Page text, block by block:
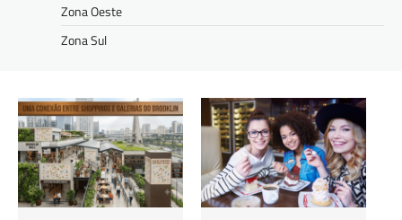
Zona Oeste
Zona Sul